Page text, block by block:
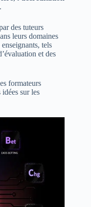
des tuteurs
leurs domaines
tels
et des
formateurs
sur les